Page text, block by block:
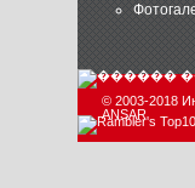
© 2003-2018
ANSAR